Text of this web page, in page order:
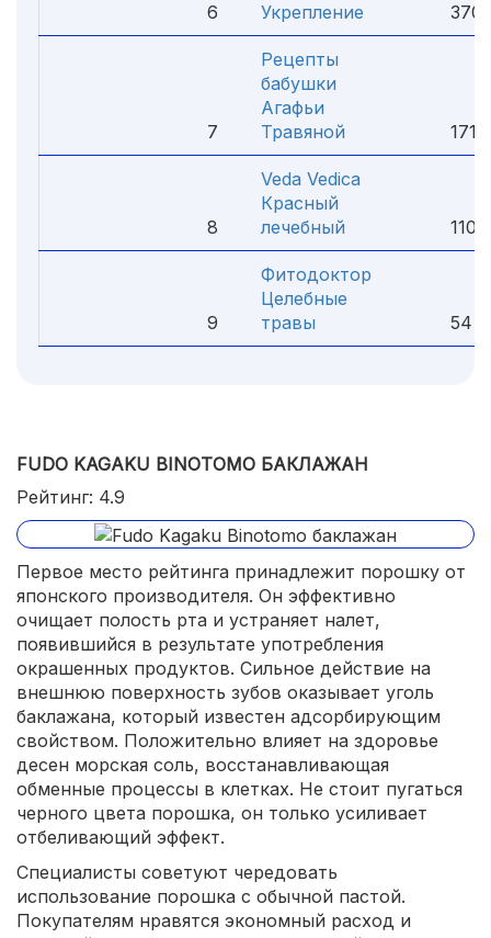
6
Укрепление
370
7
Рецепты
бабушки
Агафьи
Травяной
171
8
Veda Vedica
Красный
лечебный
110
9
Фитодоктор
Целебные
травы
54 ₽
FUDO KAGAKU BINOTOMO БАКЛАЖАН
Рейтинг: 4.9
Первое место рейтинга принадлежит порошку от
японского производителя. Он эффективно
очищает полость рта и устраняет налет,
появившийся в результате употребления
окрашенных продуктов. Сильное действие на
внешнюю поверхность зубов оказывает уголь
баклажана, который известен адсорбирующим
свойством. Положительно влияет на здоровье
десен морская соль, восстанавливающая
обменные процессы в клетках. Не стоит пугаться
черного цвета порошка, он только усиливает
отбеливающий эффект.
Специалисты советуют чередовать
использование порошка с обычной пастой.
Покупателям нравятся экономный расход и